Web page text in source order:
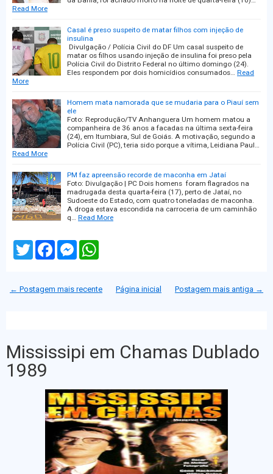
Read More
Casal é preso suspeito de matar filhos com injeção de
insulina
Divulgação / Polícia Civil do DF Um casal suspeito de
matar os filhos usando injeção de insulina foi preso pela
Polícia Civil do Distrito Federal no último domingo (24).
Eles respondem por dois homicídios consumados… Read
More
Homem mata namorada que se mudaria para o Piauí sem
ele
Foto: Reprodução/TV Anhanguera Um homem matou a
companheira de 36 anos a facadas na última sexta-feira
(24), em Itumbiara, Sul de Goiás. A motivação, segundo a
Polícia Civil (PC), teria sido porque a vítima, Leidiana Paul…
Read More
PM faz apreensão recorde de maconha em Jataí
Foto: Divulgação | PC Dois homens foram flagrados na
madrugada desta quarta-feira (17), perto de Jataí, no
Sudoeste do Estado, com quatro toneladas de maconha.
A droga estava escondida na carroceria de um caminhão
q… Read More
T
w
e
F
o
M
n
A
← Postagem mais recente Postagem mais antiga →
Página inicial
Mississipi em Chamas Dublado
1989